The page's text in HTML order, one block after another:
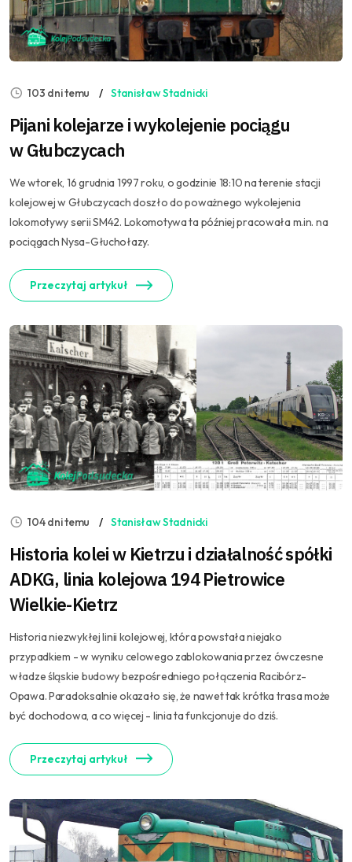
103 dni temu Stanisław Stadnicki
Pijani kolejarze i wykolejenie pociągu
w Głubczycach
We wtorek, 16 grudnia 1997 roku, o godzinie 18:10 na terenie stacji
kolejowej w Głubczycach doszło do poważnego wykolejenia
lokomotywy serii SM42. Lokomotywa ta później pracowała m.in. na
pociągach Nysa-Głuchołazy.
Przeczytaj artykuł
104 dni temu Stanisław Stadnicki
Historia kolei w Kietrzu i działalność spółki
ADKG, linia kolejowa 194 Pietrowice
Wielkie-Kietrz
Historia niezwykłej linii kolejowej, która powstała niejako
przypadkiem - w wyniku celowego zablokowania przez ówczesne
władze śląskie budowy bezpośredniego połączenia Racibórz-
Opawa. Paradoksalnie okazało się, że nawet tak krótka trasa może
być dochodowa, a co więcej - linia ta funkcjonuje do dziś.
Przeczytaj artykuł